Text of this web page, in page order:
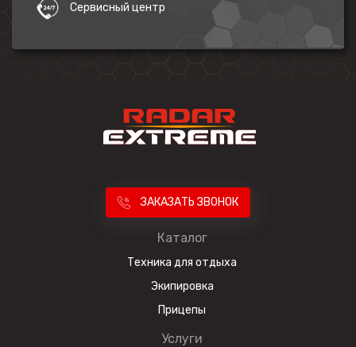
Сервисный центр
ЗАКАЗАТЬ ЗВОНОК
Каталог
Техника для отдыха
Экипировка
Прицепы
Услуги